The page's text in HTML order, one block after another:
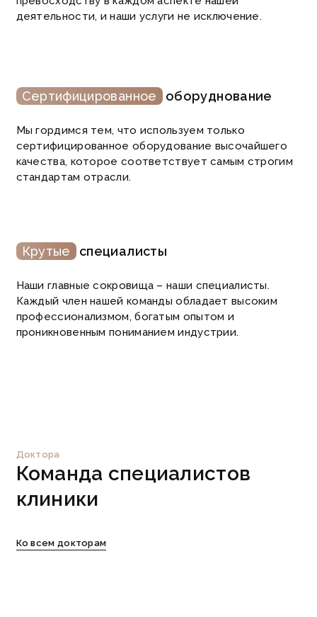
деятельности, и наши услуги не исключение.
Cертифицированное оборуднование
Мы гордимся тем, что используем только
сертифицированное оборудование высочайшего
качества, которое соответствует самым строгим
стандартам отрасли.
Крутые специалисты
Наши главные сокровища – наши специалисты.
Каждый член нашей команды обладает высоким
профессионализмом, богатым опытом и
проникновенным пониманием индустрии.
Доктора
Команда специалистов
клиники
Ко всем докторам